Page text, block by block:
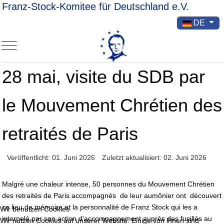
Franz-Stock-Komitee für Deutschland e.V.
Sprache
DE
Mobile Menu Toggle
28 mai, visite du SDB par
le Mouvement Chrétien des
retraités de Paris
Veröffentlicht: 01. Juni 2026 Zuletzt aktualisiert: 02. Juni 2026
Malgré une chaleur intense, 50 personnes du Mouvement Chrétien
des retraités de Paris accompagnés de leur aumônier ont découvert
ce lieu de mémoire et la personnalité de Franz Stock qui les a
interpelé par son action d'accompagnement auprès des fusillés au
Wir benutzen Cookies
Wir nutzen Cookies auf unserer Website. Einige von ihnen sind